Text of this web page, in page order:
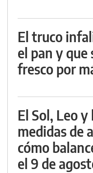
El truco
el pan y que
fresco por
El Sol, Leo
medidas de
cómo
el 9 de